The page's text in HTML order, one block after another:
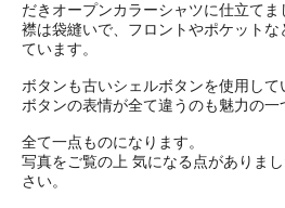
だきオープンカラーシャツに仕立てま
襟は袋縫いで、フロントやポケット
ています。
ボタンも古いシェルボタンを使用して
ボタンの表情が全て違うのも魅力の一
全て一点ものになります。
写真をご覧の上 気になる点がありま
さい。